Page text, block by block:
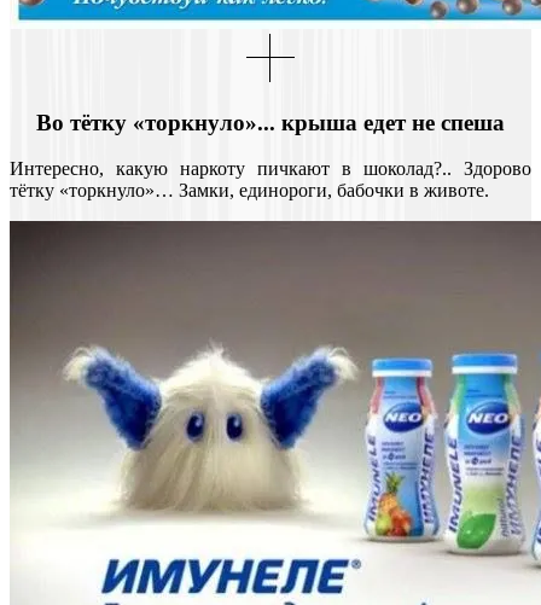
Во тётку «торкнуло»... крыша едет не спеша
Интересно, какую наркоту пичкают в шоколад?.. Здорово
тётку «торкнуло»… Замки, единороги, бабочки в животе.